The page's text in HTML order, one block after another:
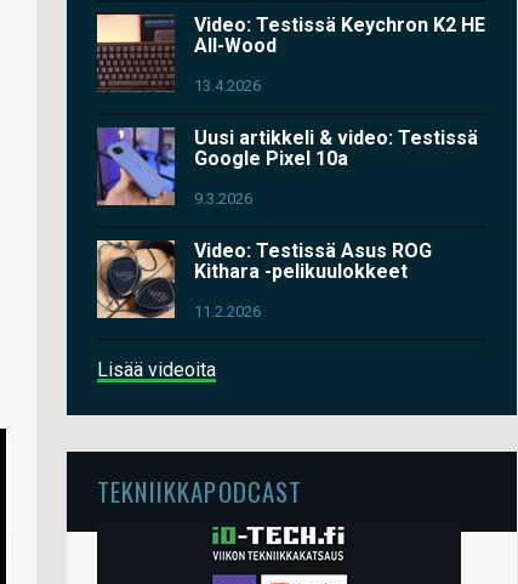
Video: Testissä Keychron K2 HE
All-Wood
13.4.2026
Uusi artikkeli & video: Testissä
Google Pixel 10a
9.3.2026
Video: Testissä Asus ROG
Kithara -pelikuulokkeet
11.2.2026
Lisää videoita
TEKNIIKKAPODCAST